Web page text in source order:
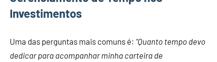
Investimentos
Uma das perguntas mais comuns é: “Quanto tempo devo
dedicar para acompanhar minha carteira de